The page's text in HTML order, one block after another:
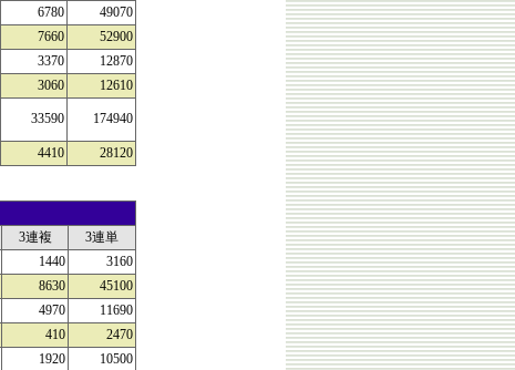
6780
49070
7660
52900
3370
12870
3060 12610
33590 174940
4410 28120
3連複
3連単
1440
3160
8630
45100
4970
11690
410
2470
1920
10500